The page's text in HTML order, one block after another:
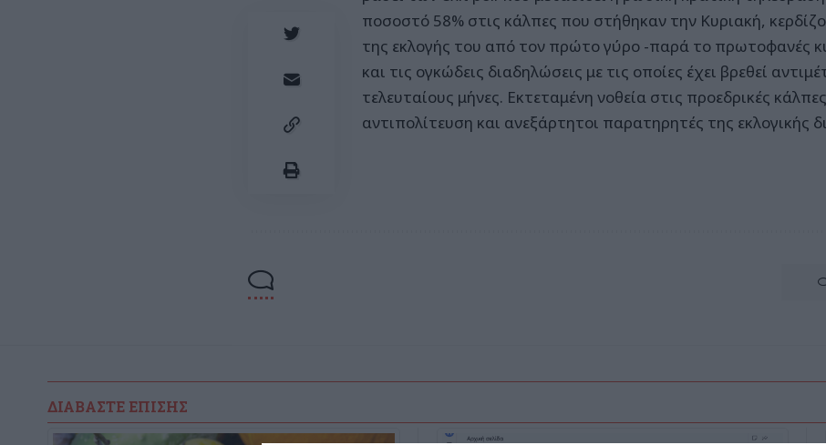
ποσοστό 58% στις κάλπες που στήθηκαν την Κυριακή,
της εκλογής του από τον πρώτο γύρο -παρά το πρωτοφανές
και τις ογκώδεις διαδηλώσεις με τις οποίες έχει βρεθεί
τελευταίους μήνες. Εκτεταμένη νοθεία στις προεδρικές
αντιπολίτευση και ανεξάρτητοι παρατηρητές της εκλογικής
ΔΙΑΒΆΣΤΕ ΕΠΊΣΗΣ